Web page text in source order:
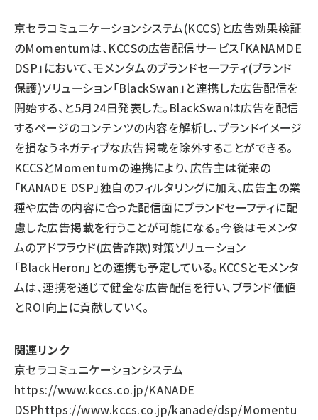
京セラコミュニケーションシステム(KCCS)と広告効果検証
のMomentumは、KCCSの広告配信サービス「KANAMDE
DSP」において、モメンタムのブランドセーフティ(ブランド
保護)ソリューション「BlackSwan」と連携した広告配信を
開始する、と5月24日発表した。BlackSwanは広告を配信
するページのコンテンツの内容を解析し、ブランドイメージ
を損なうネガティブな広告掲載を除外することができる。
KCCSとMomentumの連携により、広告主は従来の
「KANADE DSP」独自のフィルタリングに加え、広告主の業
種や広告の内容に合った配信面にブランドセーフティに配
慮した広告掲載を行うことが可能になる。今後はモメンタ
ムのアドフラウド(広告詐欺)対策ソリューション
「BlackHeron」との連携も予定している。KCCSとモメンタ
ムは、連携を通じて健全な広告配信を行い、ブランド価値
とROI向上に貢献していく。
関連リンク
京セラコミュニケーションシステム
https://www.kccs.co.jp/KANADE
DSPhttps://www.kccs.co.jp/kanade/dsp/Momentu